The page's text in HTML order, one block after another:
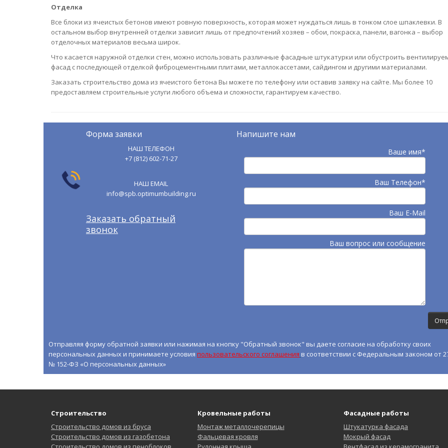
Отделка
Все блоки из ячеистых бетонов имеют ровную поверхность, которая может нуждаться лишь в тонком слое шпаклевки. В
остальном выбор внутренней отделки зависит лишь от предпочтений хозяев – обои, покраска, панели, вагонка – выбор
отделочных материалов весьма широк.
Что касается наружной отделки стен, можно использовать различные фасадные штукатурки или обустроить
фасад с последующей отделкой фиброцементными плитами, металлокассетами, сайдингом и другими материалами.
Заказать строительство дома из ячеистого бетона Вы можете по телефону или оставив заявку на сайте. Мы более 10
предоставляем строительные услуги любого объема и сложности, гарантируем качество.
Форма заявки
НАШ ТЕЛЕФОН
+7 (812) 602-71-27
НАШ EMAIL
info@spb.optimumbuilding.ru
Заказать обратный
звонок
Напишите нам
Ваше имя*
Ваш Телефон*
Ваш E-Mail
Ваш вопрос или сообщение
Отправляя форму обратной заявки или нажимая на кнопку "Обратный звонок" вы даете согласие на обработку своих
персональных данных и принимаете условия пользовательского соглашения в соответствии с Федеральным законом от
№ 152-ФЗ «О персональных данных»
Строительство
Строительство домов из бруса
Строительство домов из газобетона
Кровельные работы
Монтаж металлочерепицы
Фальцевая кровля
Фасадные работы
Штукатурка фасада
Мокрый фасад